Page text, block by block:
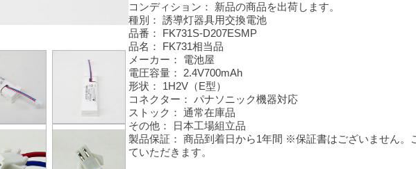
コンディション：
新品の商品を出荷します。
種別： 誘導灯器具用交換電池
品番：
FK731S-D207ESMP
品名：
FK731相当品
メーカー：
電池屋
電圧容量：
2.4V700mAh
形状：
1H2V（E型）
コネクター： パナソニック機器対応
ストック： 通常在庫品
その他：
日本工場組立品
製品保証： 商品到着日から1年間 ※保証書はございません。
ていただきます。